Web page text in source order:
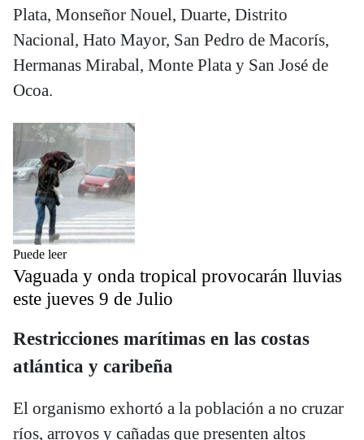
Plata, Monseñor Nouel, Duarte, Distrito
Nacional, Hato Mayor, San Pedro de Macorís,
Hermanas Mirabal, Monte Plata y San José de
Ocoa.
Puede leer
Vaguada y onda tropical provocarán lluvias
este jueves 9 de Julio
Restricciones marítimas en las costas
atlántica y caribeña
El organismo exhortó a la población a no cruzar
ríos, arroyos y cañadas que presenten altos